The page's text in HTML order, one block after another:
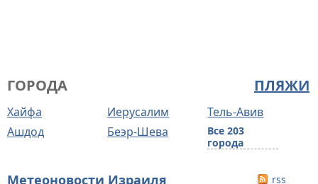
ПЛЯЖИ
ГОРОДА
Хайфа Иерусалим
Тель-Авив
Ашдод
Беэр-Шева
Все 203
города
Метеоновости Израиля rss